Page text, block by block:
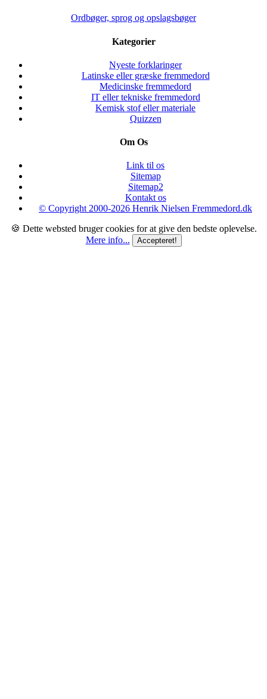
Ordbøger, sprog og opslagsbøger
Kategorier
Nyeste forklaringer
Latinske eller græske fremmedord
Medicinske fremmedord
IT eller tekniske fremmedord
Kemisk stof eller materiale
Quizzen
Om Os
Link til os
Sitemap
Sitemap2
Kontakt os
© Copyright 2000-2026 Henrik Nielsen Fremmedord.dk
🍪 Dette websted bruger cookies for at give den bedste oplevelse.
Mere info...
Accepteret!